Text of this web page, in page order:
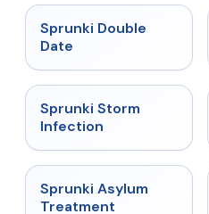
★
Sprunki Double
Date
★
Sprunki Storm
Infection
★
Sprunki Asylum
Treatment